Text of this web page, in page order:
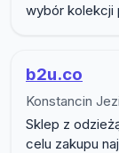
wybór kolekcji
b2u.co
Konstancin
Sklep z
celu zakupu